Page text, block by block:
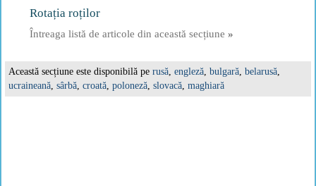
Rotația roților
Întreaga listă de articole din această secțiune »
Această secțiune este disponibilă pe rusă, engleză, bulgară, belarusă,
ucraineană, sârbă, croată, poloneză, slovacă, maghiară